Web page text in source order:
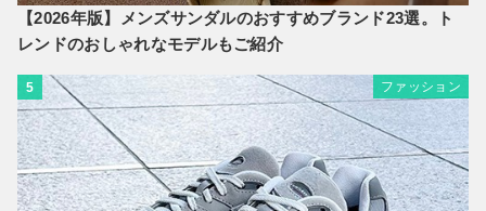
【2026年版】メンズサンダルのおすすめブランド23選。ト
レンドのおしゃれなモデルもご紹介
5 ファッション